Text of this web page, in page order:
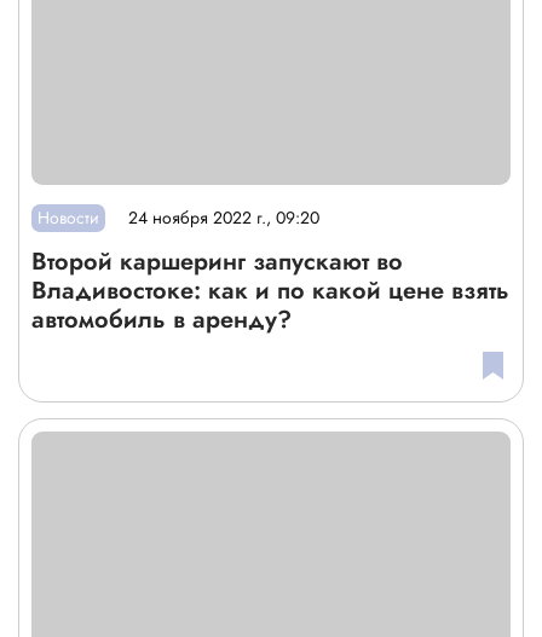
Новости 24 ноября 2022 г., 09:20
Второй каршеринг запускают во
Владивостоке: как и по какой цене взять
автомобиль в аренду?